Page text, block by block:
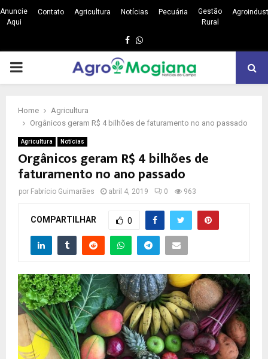
Anuncie
Aqui
Contato Agricultura Notícias Pecuária
Gestão
Rural
Facebook
Whatsapp
PRIMARY
Home
Agricultura
Orgânicos geram R$ 4 bilhões de faturamento no ano passado
Agricultura Notícias
Orgânicos geram R$ 4 bilhões de
faturamento no ano passado
por Fabrício Guimarães abril 4, 2019 0 963
COMPARTILHAR 0